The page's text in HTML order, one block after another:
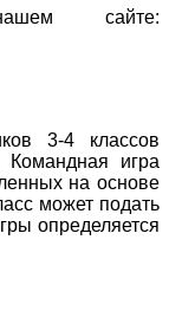
сайте:
3-4 классов
Командная игра
на основе
может подать
определяется